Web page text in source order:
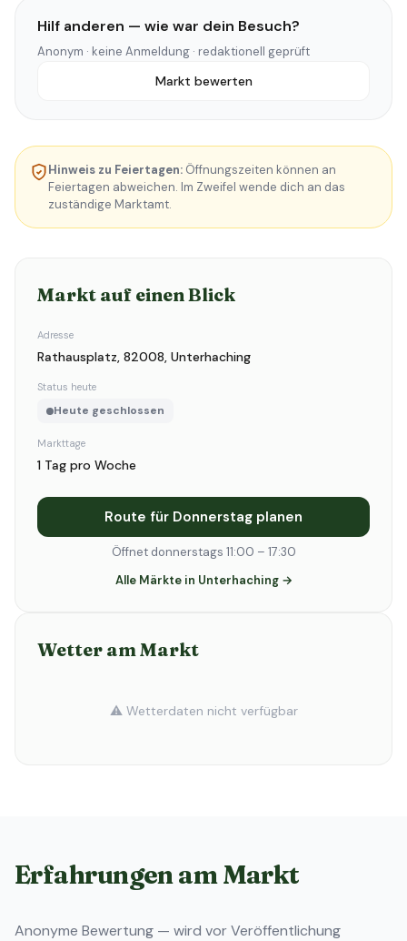
Hilf anderen — wie war dein Besuch?
Anonym · keine Anmeldung · redaktionell geprüft
Markt bewerten
Hinweis zu Feiertagen: Öffnungszeiten können an
Feiertagen abweichen. Im Zweifel wende dich an das
zuständige Marktamt.
Markt auf einen Blick
Adresse
Rathausplatz, 82008, Unterhaching
Status heute
Heute geschlossen
Markttage
1 Tag pro Woche
Route für Donnerstag planen
Öffnet donnerstags 11:00 – 17:30
Alle Märkte in Unterhaching →
Wetter am Markt
⚠️ Wetterdaten nicht verfügbar
Erfahrungen am Markt
Anonyme Bewertung — wird vor Veröffentlichung